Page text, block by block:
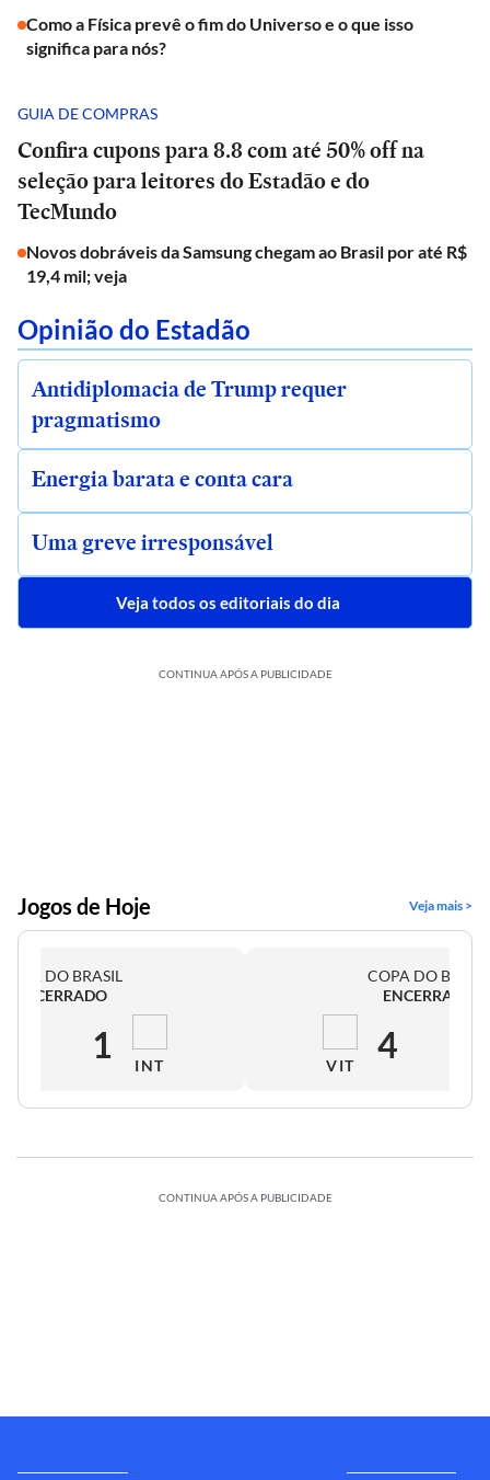
Como a Física prevê o fim do Universo e o que isso
significa para nós?
GUIA DE COMPRAS
Confira cupons para 8.8 com até 50% off na
seleção para leitores do Estadão e do
TecMundo
Novos dobráveis da Samsung chegam ao Brasil por até R$
19,4 mil; veja
Opinião do Estadão
Antidiplomacia de Trump requer
pragmatismo
Energia barata e conta cara
Uma greve irresponsável
Veja todos os editoriais do dia
CONTINUA APÓS A PUBLICIDADE
Jogos de Hoje Veja mais >
DO BRASIL
ENCERRADO
1 INT
COPA DO
ENCERRADO
VIT 4
CONTINUA APÓS A PUBLICIDADE